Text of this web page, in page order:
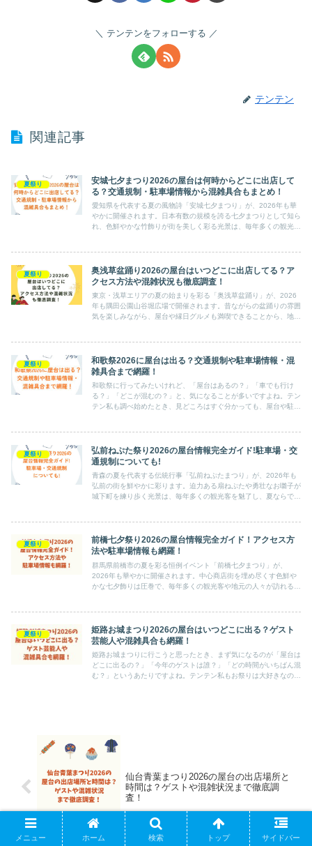
テンテンをフォローする
テンテン
関連記事
夏祭り
安城七夕まつり2026の屋台は何時からどこに出店して
る？交通規制・駐車場情報から混雑具合もまとめ！
愛知県を代表する夏の風物詩「安城七夕まつり」が、2026年も華
やかに開催されます。日本有数の規模を誇る七夕まつりとして知ら
れ、色鮮やかな竹飾りが街を美しく彩る光景は、毎年多くの観光客
夏祭り
奥浅草盆踊り2026の屋台はいつどこに出店してる？ア
クセス方法や混雑状況も徹底調査！
東京・浅草エリアの夏の始まりを彩る「奥浅草盆踊り」が、2026
年も隅田公園山谷堀広場で開催されます。昔ながらの盆踊りの雰囲
気を楽しみながら、屋台や縁日グルメも満喫できることから、地元
夏祭り
和歌祭2026に屋台は出る？交通規制や駐車場情報・混
雑具合まで網羅！
和歌祭に行ってみたいけれど、「屋台はあるの？」「車でも行け
る？」「どこが混むの？」と、気になることが多いですよね。テン
テン私も調べ始めたとき、見どころはすぐ分かっても、屋台や駐車
夏祭り
弘前ねぷた祭り2026の屋台情報完全ガイド!駐車場・交
通規制についても!
青森の夏を代表する伝統行事「弘前ねぷたまつり」が、2026年も
弘前の街を鮮やかに彩ります。迫力ある扇ねぷたや勇壮なお囃子が
城下町を練り歩く光景は、毎年多くの観光客を魅了し、夏ならでは
夏祭り
前橋七夕祭り2026の屋台情報完全ガイド！アクセス方
法や駐車場情報も網羅！
群馬県前橋市の夏を彩る恒例イベント「前橋七夕まつり」が、
2026年も華やかに開催されます。中心商店街を埋め尽くす色鮮や
かな七夕飾りは圧巻で、毎年多くの観光客や地元の人々が訪れる人
夏祭り
姫路お城まつり2026の屋台はいつどこに出る？ゲスト
芸能人や混雑具合も網羅！
姫路お城まつりに行こうと思ったとき、まず気になるのが「屋台は
どこに出るの？」「今年のゲストは誰？」「どの時間がいちばん混
む？」というあたりですよね。テンテン私もお祭りは大好きなの
仙台青葉まつり2026の屋台の出店場所と
時間は？ゲストや混雑状況まで徹底調
査！
メニュー ホーム 検索 トップ サイドバー